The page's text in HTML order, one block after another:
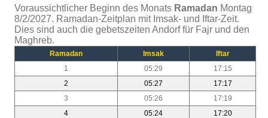
Voraussichtlicher Beginn des Monats Ramadan Montag
8/2/2027. Ramadan-Zeitplan mit Imsak- und Iftar-Zeit.
Dies sind auch die gebetszeiten Andorf für Fajr und den
Maghreb.
Ramadan Imsak
Iftar
1
05:29
17:15
2
05:27
17:17
3
05:26
17:19
4
05:24
17:20